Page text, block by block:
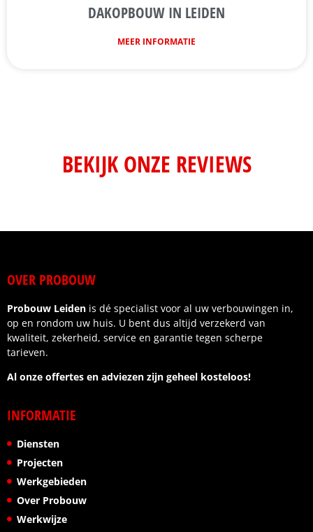
DAKOPBOUW IN LEIDEN
MEER INFORMATIE
BEKIJK ONZE REVIEWS
OVER PROBOUW
Probouw Leiden is dé specialist voor al uw verbouwingen in,
op en rondom uw huis. U bent dus altijd verzekerd van
kwaliteit, zekerheid, service en garantie tegen scherpe
tarieven.
Al onze offertes en adviezen zijn geheel kosteloos!
INFORMATIE
Diensten
Projecten
Werkgebieden
Over Probouw
Werkwijze